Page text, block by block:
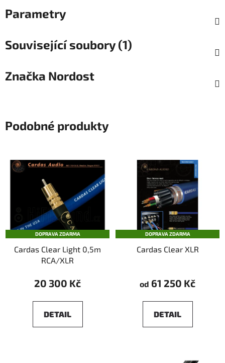
Parametry
Související soubory (1)
Značka Nordost
Podobné produkty
DOPRAVA ZDARMA
Cardas Clear Light 0,5m
RCA/XLR
20 300 Kč
DETAIL
DOPRAVA ZDARMA
Cardas Clear XLR
od 61 250 Kč
DETAIL